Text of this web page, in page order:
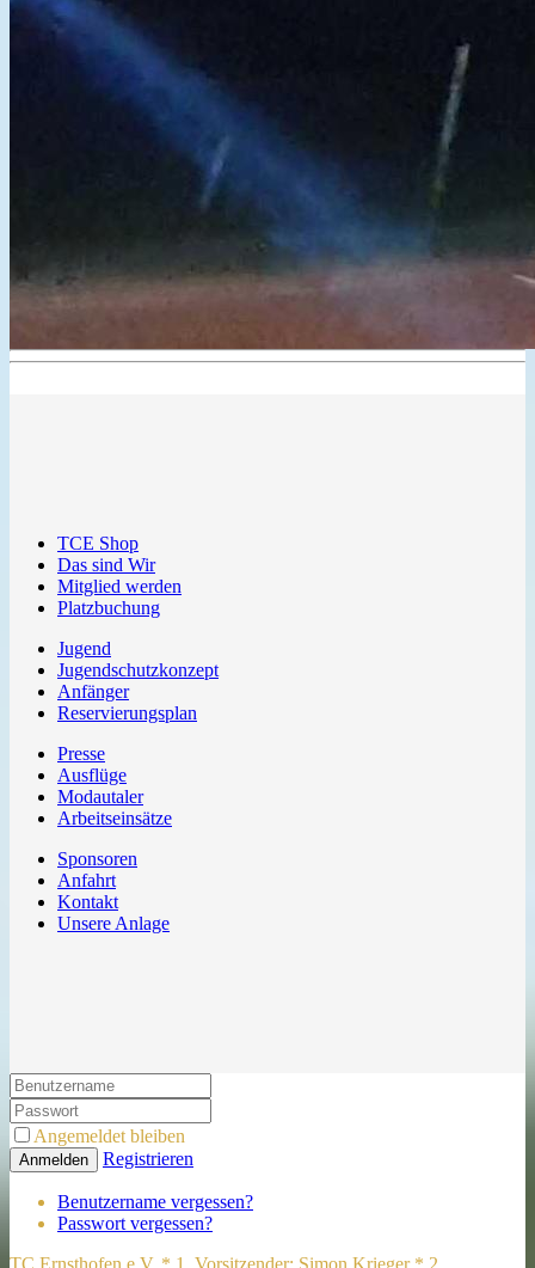
TCE Shop
Das sind Wir
Mitglied werden
Platzbuchung
Jugend
Jugendschutzkonzept
Anfänger
Reservierungsplan
Presse
Ausflüge
Modautaler
Arbeitseinsätze
Sponsoren
Anfahrt
Kontakt
Unsere Anlage
Angemeldet bleiben
Anmelden Registrieren
Benutzername vergessen?
Passwort vergessen?
TC Ernsthofen e.V. * 1. Vorsitzender: Simon Krieger * 2.